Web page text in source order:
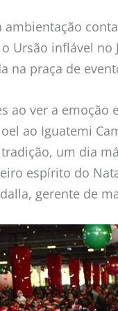
Ursão inflável
na praça de
ao ver a
ao Iguatemi
um dia
espírito do
gerente de